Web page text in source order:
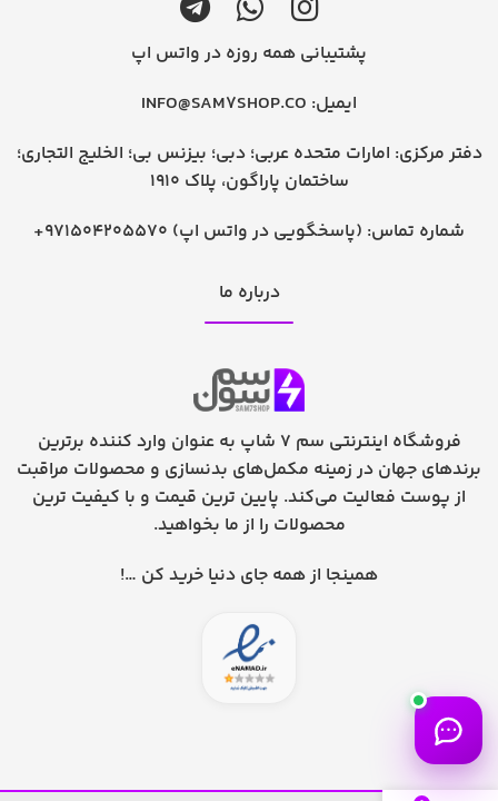
پشتیبانی همه روزه در واتس اپ
ایمیل: INFO@SAM7SHOP.CO
دفتر مرکزی: امارات متحده عربی؛ دبی؛ بیزنس بی؛ الخلیج التجاری؛
ساختمان پاراگون، پلاک 1910
شماره تماس: +971504205570 (پاسخگویی در واتس اپ)
درباره ما
فروشگاه اینترنتی سم 7 شاپ به عنوان وارد کننده برترین
برندهای جهان در زمینه مکمل‌های بدنسازی و محصولات مراقبت
از پوست فعالیت می‌کند. پایین ترین قیمت و با کیفیت ترین
محصولات را از ما بخواهید.
همینجا از همه جای دنیا خرید کن …!